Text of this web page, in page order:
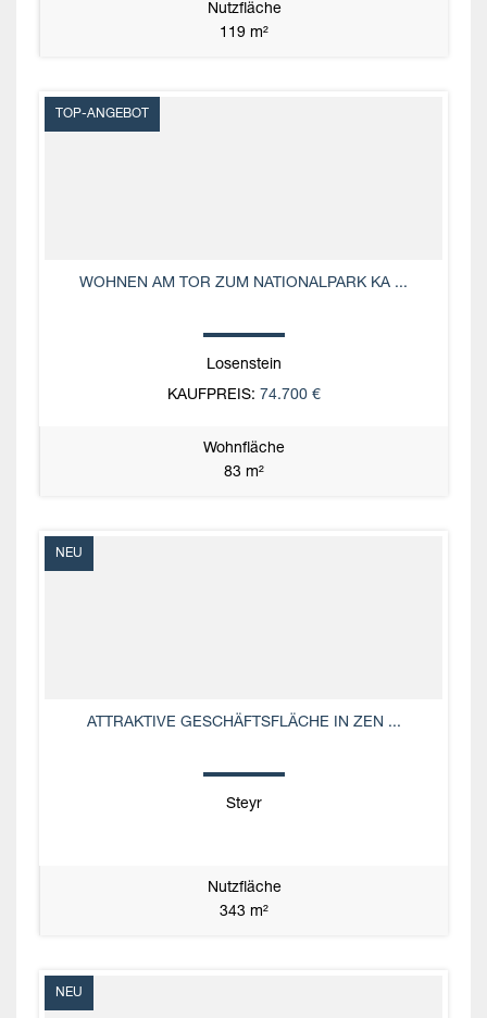
Nutzfläche
119 m²
TOP-ANGEBOT
WOHNEN AM TOR ZUM NATIONALPARK KA ...
Losenstein
KAUFPREIS: 74.700 €
Wohnfläche
83 m²
NEU
ATTRAKTIVE GESCHÄFTSFLÄCHE IN ZEN ...
Steyr
Nutzfläche
343 m²
NEU